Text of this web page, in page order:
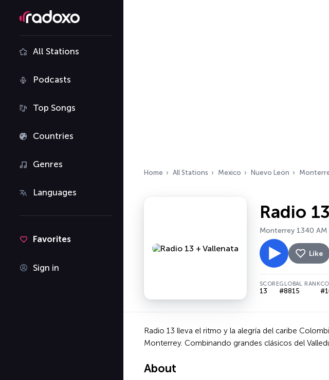
All Stations
Podcasts
Top Songs
Countries
Genres
Languages
Favorites
Sign in
Home All Stations Mexico Nuevo León
Radio
Monterrey 1340 AM
Like
SCORE
13
GLOBAL RANK
#8815
Radio 13 lleva el ritmo y la alegría del caribe
Monterrey. Combinando grandes clásicos del
About